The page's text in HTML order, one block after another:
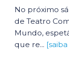
No próximo
de Teatro
Mundo,
que re...